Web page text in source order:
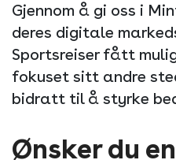
Gjennom å gi oss i
deres digitale
Sportsreiser fått
fokuset sitt andre
bidratt til å styrke
Ønsker du